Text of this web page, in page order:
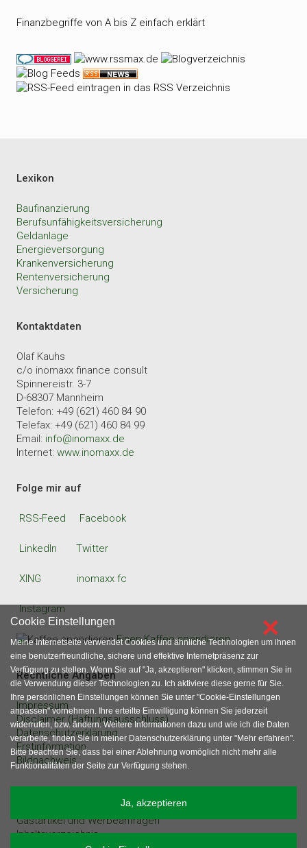
Finanzbegriffe von A bis Z einfach erklärt
Lexikon
Baufinanzierung
Berufsunfähigkeitsversicherung
Geldanlage
Energieversorgung
Krankenversicherung
Rentenversicherung
Versicherung
Kontaktdaten
Olaf Kauhs
c/o inomaxx finance consult
Spinnereistr. 3-7
D-68307 Mannheim
Telefon: +49 (621) 460 84 90
Telefax: +49 (621) 460 84 99
Email: info@inomaxx.de
Internet: www.inomaxx.de
Folge mir auf
RSS-Feed Facebook
LinkedIn Twitter
XING inomaxx fc
Instagram
Einen Kaffee spendieren
Rechtliche Angaben
Impressum
Disclaimer (Haftungsausschluss)
Datenschutzerklärung
Erstinformation
Bildnachweis
sonstige Angaben
Gastartikel und Werbeanfragen
Inhaltsverzeichnis
×
Cookie Einstellungen
Meine Internetseite verwendet Cookies und ähnliche Technologien um ihnen
eine benutzerfreundliche, sichere und effektive Internetpräsenz zur
Verfügung zu stellen. Wenn Sie auf "Ja, akzeptieren" klicken, stimmen Sie in
die Verwendung dieser Technologien zu. Ich aktiviere diese gerne für Sie.
Ihre persönlichen Einstellungen können Sie unter "Cookie-Einstellungen
anpassen" vornehmen. Ihre erteilte Einwilligung können Sie jederzeit
widerrufen, bzw. ändern. Weitere Informationen dazu und wie ich die Daten
verarbeite, finden Sie in meiner Datenschutzerklärung unter "Mehr erfahren".
Bitte beachten Sie, dass bei einer Ablehnung womöglich nicht mehr alle
Funktionalitäten der Seite zur Verfügung stehen.
Ja, akzeptieren